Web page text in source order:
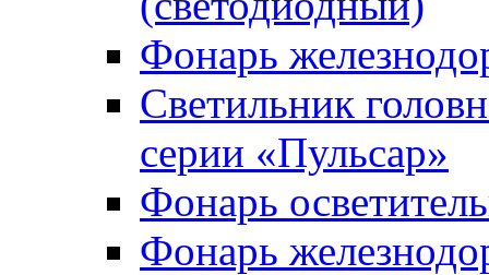
Фонарь
Светильник
серии «Пульсар»
Фонарь
Фонарь